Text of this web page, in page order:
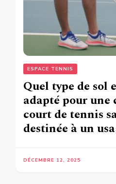
ESPACE TENNIS
Quel type de sol
adapté pour
court de tennis
destinée à un
DÉCEMBRE 12, 2025